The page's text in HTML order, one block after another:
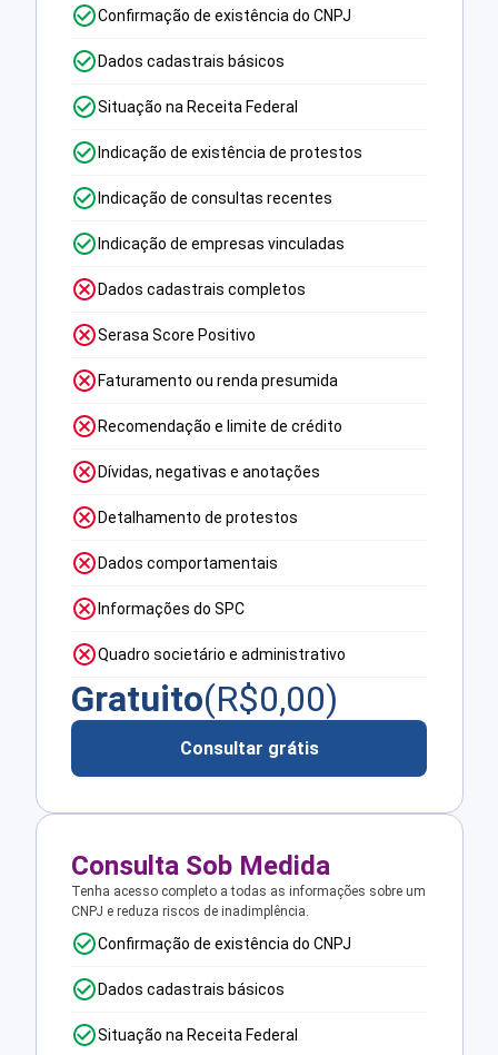
Confirmação de existência do CNPJ
Dados cadastrais básicos
Situação na Receita Federal
Indicação de existência de protestos
Indicação de consultas recentes
Indicação de empresas vinculadas
Dados cadastrais completos
Serasa Score Positivo
Faturamento ou renda presumida
Recomendação e limite de crédito
Dívidas, negativas e anotações
Detalhamento de protestos
Dados comportamentais
Informações do SPC
Quadro societário e administrativo
Gratuito(R$0,00)
Consultar grátis
Consulta Sob Medida
Tenha acesso completo a todas as informações sobre um
CNPJ e reduza riscos de inadimplência.
Confirmação de existência do CNPJ
Dados cadastrais básicos
Situação na Receita Federal